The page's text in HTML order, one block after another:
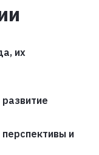
их
и